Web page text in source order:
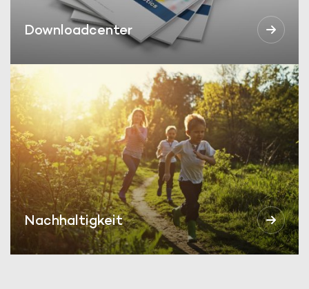
Downloadcenter
Nachhaltigkeit